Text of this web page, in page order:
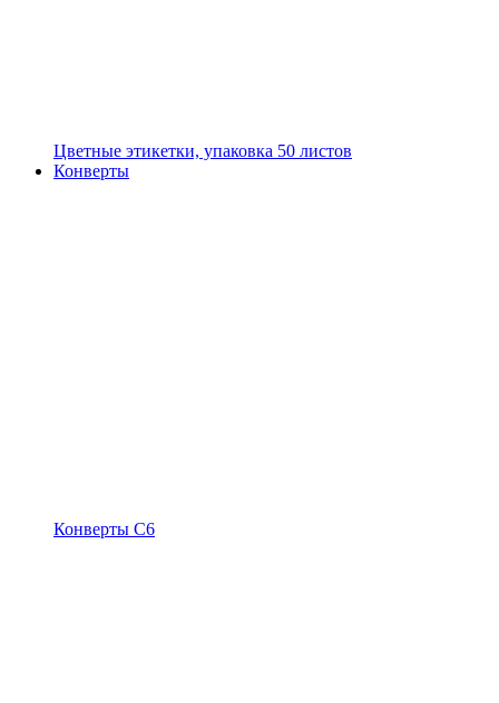
Цветные этикетки, упаковка 50 листов
Конверты
Конверты С6